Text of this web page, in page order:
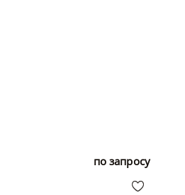
по запросу